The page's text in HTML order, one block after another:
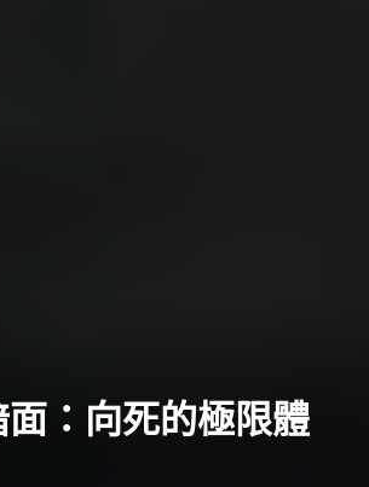
：向死的極限體